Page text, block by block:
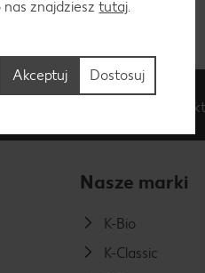
17.00.
Formularz
Nasze marki
K-Bio
K-Classic
nas znajdziesztutaj
Dostosuj
Akceptuj